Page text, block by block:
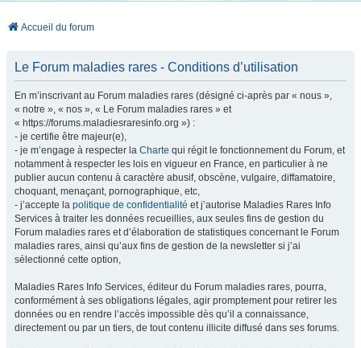
Accueil du forum
Le Forum maladies rares - Conditions d’utilisation
En m’inscrivant au Forum maladies rares (désigné ci-après par « nous »,
« notre », « nos », « Le Forum maladies rares » et
« https://forums.maladiesraresinfo.org ») :
- je certifie être majeur(e),
- je m’engage à respecter la Charte qui régit le fonctionnement du Forum, et
notamment à respecter les lois en vigueur en France, en particulier à ne
publier aucun contenu à caractère abusif, obscène, vulgaire, diffamatoire,
choquant, menaçant, pornographique, etc,
- j’accepte la politique de confidentialité et j’autorise Maladies Rares Info
Services à traiter les données recueillies, aux seules fins de gestion du
Forum maladies rares et d’élaboration de statistiques concernant le Forum
maladies rares, ainsi qu’aux fins de gestion de la newsletter si j’ai
sélectionné cette option,
Maladies Rares Info Services, éditeur du Forum maladies rares, pourra,
conformément à ses obligations légales, agir promptement pour retirer les
données ou en rendre l’accès impossible dès qu’il a connaissance,
directement ou par un tiers, de tout contenu illicite diffusé dans ses forums.